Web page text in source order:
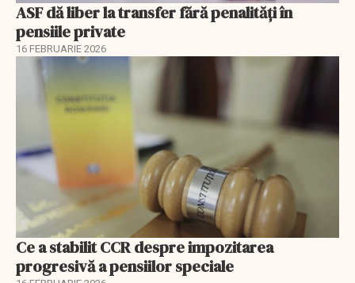
ASF dă liber la transfer fără penalități în
pensiile private
16 FEBRUARIE 2026
Ce a stabilit CCR despre impozitarea
progresivă a pensiilor speciale